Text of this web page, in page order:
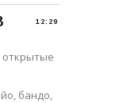
12:29
открытые
бандо,